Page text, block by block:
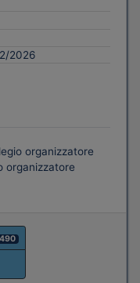
2026
organizzatore
organizzatore
490